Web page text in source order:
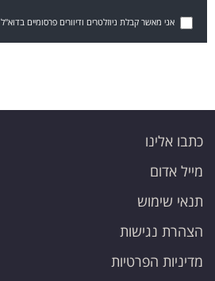
אני מאשר קבלת ניוזלטרים ודיוורים פרסומיים בדוא"ל
כתבו אלינו
מייל אדום
תנאי שימוש
הצהרת נגישות
מדיניות הפרטיות